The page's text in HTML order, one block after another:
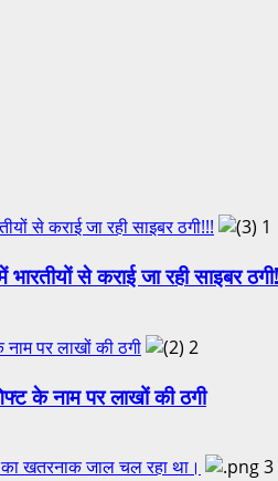
से कराई जा रही साइबर ठगी!!! 1
भारतीयों से कराई जा रही साइबर
नाम पर लाखों की ठगी
2
के नाम पर लाखों की ठगी
खतरनाक जाल चल रहा था।
3